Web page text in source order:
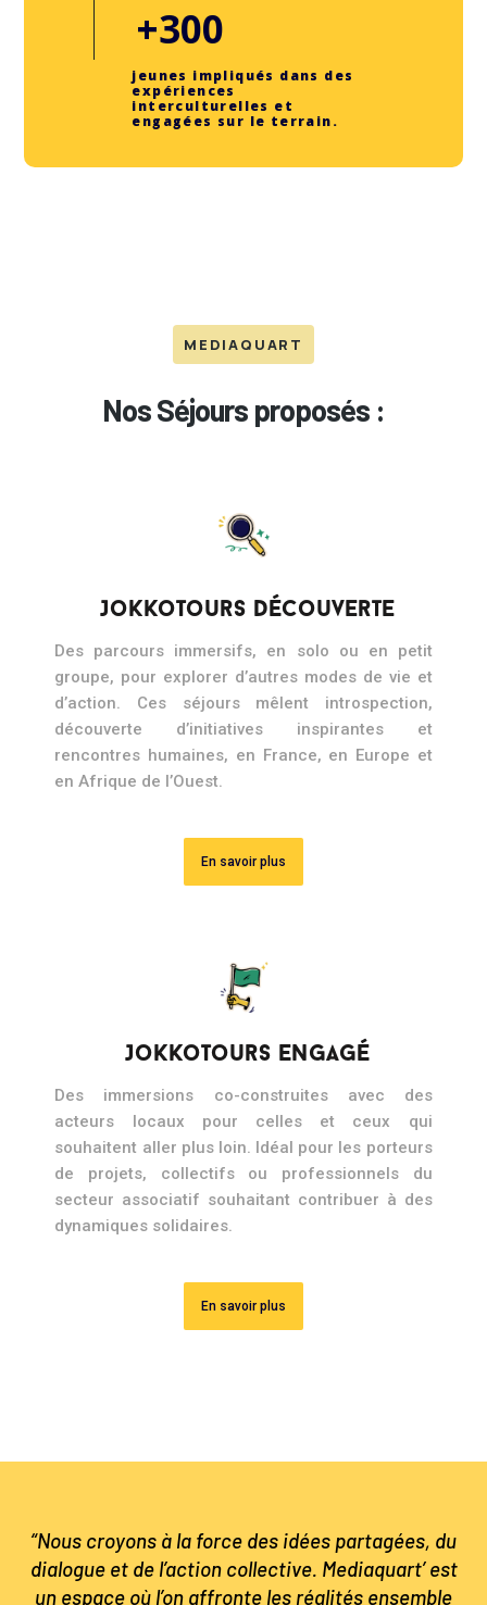
+300
jeunes impliqués dans des
expériences
interculturelles et
engagées sur le terrain.
MEDIAQUART
Nos Séjours proposés :
JokkoTours Découverte
Des parcours immersifs, en solo ou en petit
groupe, pour explorer d’autres modes de vie et
d’action. Ces séjours mêlent introspection,
découverte d’initiatives inspirantes et
rencontres humaines, en France, en Europe et
en Afrique de l’Ouest.
En savoir plus
JokkoTours Engagé
Des immersions co-construites avec des
acteurs locaux pour celles et ceux qui
souhaitent aller plus loin. Idéal pour les porteurs
de projets, collectifs ou professionnels du
secteur associatif souhaitant contribuer à des
dynamiques solidaires.
En savoir plus
“Nous croyons à la force des idées partagées, du
dialogue et de l’action collective. Mediaquart’ est
un espace où l’on affronte les réalités ensemble